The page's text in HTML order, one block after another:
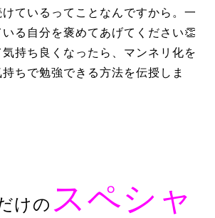
ているってことなんですから。一
る自分を褒めてあげてください👏
持ち良くなったら、マンネリ化を
ちで勉強できる方法を伝授しま
けの スペシャ